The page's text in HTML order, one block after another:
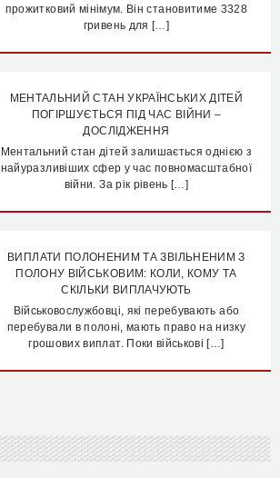
прожитковий мінімум. Він становитиме 3328
гривень для […]
МЕНТАЛЬНИЙ СТАН УКРАЇНСЬКИХ ДІТЕЙ
ПОГІРШУЄТЬСЯ ПІД ЧАС ВІЙНИ –
ДОСЛІДЖЕННЯ
Ментальний стан дітей залишається однією з
найуразливіших сфер у час повномасштабної
війни. За рік рівень […]
ВИПЛАТИ ПОЛОНЕНИМ ТА ЗВІЛЬНЕНИМ З
ПОЛОНУ ВІЙСЬКОВИМ: КОЛИ, КОМУ ТА
СКІЛЬКИ ВИПЛАЧУЮТЬ
Військовослужбовці, які перебувають або
перебували в полоні, мають право на низку
грошових виплат. Поки військові […]